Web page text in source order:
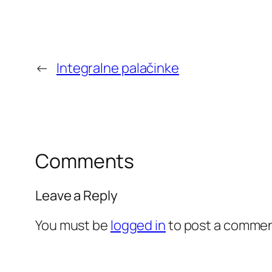
← Integralne palačinke
Comments
Leave a Reply
You must be logged into post a